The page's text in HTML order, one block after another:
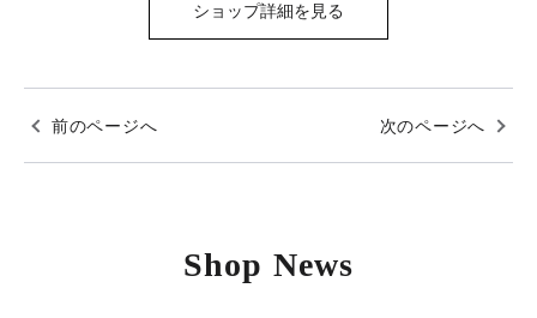
ショップ詳細を見る
前のページへ 次のページへ
Shop News